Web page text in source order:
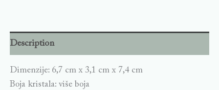
Description
Dimenzije: 6,7 cm x 3,1 cm x 7,4 cm
Boja kristala: više boja